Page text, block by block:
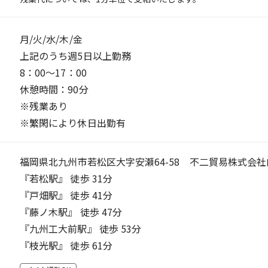
月/火/水/木/金
上記のうち週5日以上勤務
8：00～17：00
休憩時間：90分
※残業あり
※繁閑により休日出勤有
福岡県北九州市若松区大字安瀬64-58 不二貿易株式会
『若松駅』 徒歩 31分
『戸畑駅』 徒歩 41分
『藤ノ木駅』 徒歩 47分
『九州工大前駅』 徒歩 53分
『枝光駅』 徒歩 61分